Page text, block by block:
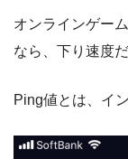
オンラインゲー
なら、下り速度
Ping値とは、イ